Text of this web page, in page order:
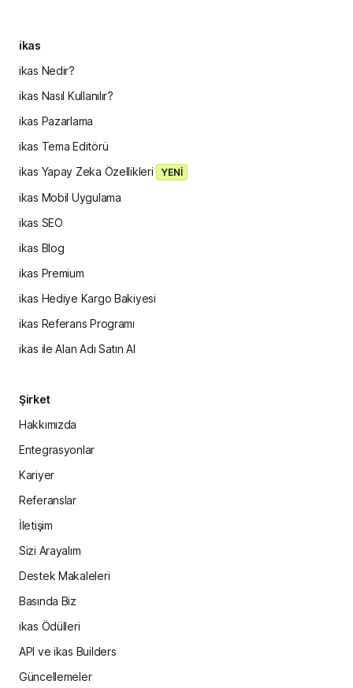
ikas
ikas Nedir?
ikas Nasıl Kullanılır?
ikas Pazarlama
ikas Tema Editörü
ikas Yapay Zeka Özellikleri
YENİ
ikas Mobil Uygulama
ikas SEO
ikas Blog
ikas Premium
ikas Hediye Kargo Bakiyesi
ikas Referans Programı
ikas ile Alan Adı Satın Al
Şirket
Hakkımızda
Entegrasyonlar
Kariyer
Referanslar
İletişim
Sizi Arayalım
Destek Makaleleri
Basında Biz
ikas Ödülleri
API ve ikas Builders
Güncellemeler